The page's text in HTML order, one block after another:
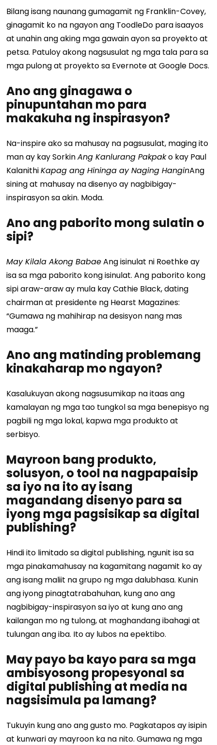
Bilang isang naunang gumagamit ng Franklin-Covey,
ginagamit ko na ngayon ang ToodleDo para isaayos
at unahin ang aking mga gawain ayon sa proyekto at
petsa. Patuloy akong nagsusulat ng mga tala para sa
mga pulong at proyekto sa Evernote at Google Docs.
Ano ang ginagawa o
pinupuntahan mo para
makakuha ng inspirasyon?
Na-inspire ako sa mahusay na pagsusulat, maging ito
man ay kay SorkinAng Kanlurang Pakpako kay Paul
KalanithiKapag ang Hininga ay Naging HanginAng
sining at mahusay na disenyo ay nagbibigay-
inspirasyon sa akin. Moda.
Ano ang paborito mong sulatin o
sipi?
May Kilala Akong BabaeAng isinulat ni Roethke ay
isa sa mga paborito kong isinulat. Ang paborito kong
sipi araw-araw ay mula kay Cathie Black, dating
chairman at presidente ng Hearst Magazines:
“Gumawa ng mahihirap na desisyon nang mas
maaga.”
Ano ang matinding problemang
kinakaharap mo ngayon?
Kasalukuyan akong nagsusumikap na itaas ang
kamalayan ng mga tao tungkol sa mga benepisyo ng
pagbili ng mga lokal, kapwa mga produkto at
serbisyo.
Mayroon bang produkto,
solusyon, o tool na nagpapaisip
sa iyo na ito ay isang
magandang disenyo para sa
iyong mga pagsisikap sa digital
publishing?
Hindi ito limitado sa digital publishing, ngunit isa sa
mga pinakamahusay na kagamitang nagamit ko ay
ang isang maliit na grupo ng mga dalubhasa. Kunin
ang iyong pinagtatrabahuhan, kung ano ang
nagbibigay-inspirasyon sa iyo at kung ano ang
kailangan mo ng tulong, at maghandang ibahagi at
tulungan ang iba. Ito ay lubos na epektibo.
May payo ba kayo para sa mga
ambisyosong propesyonal sa
digital publishing at media na
nagsisimula pa lamang?
Tukuyin kung ano ang gusto mo. Pagkatapos ay isipin
at kunwari ay mayroon ka na nito. Gumawa ng mga